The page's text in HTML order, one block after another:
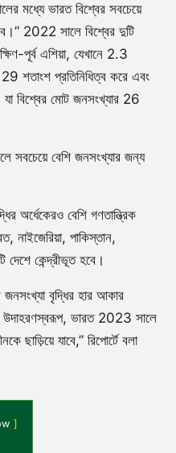
মধ্যে ভারত বিশ্বের সবচেয়ে
2022 সালে বিশ্বের দুটি
পূর্ব এশিয়া, যেখানে 2.3
শতাংশ প্রতিনিধিত্ব করে এবং
বিশ্বের মোট জনসংখ্যার 26
সবচেয়ে বেশি জনসংখ্যার জন্য
অর্ধেকেরও বেশি গণতান্ত্রিক
নাইজেরিয়া, পাকিস্তান,
দেশে কেন্দ্রীভূত হবে।
বৃদ্ধির হার আকার
উদাহরণস্বরূপ, ভারত 2023 সালে
ছাড়িয়ে যাবে,” রিপোর্টে বলা